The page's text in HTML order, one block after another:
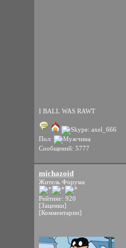
I BALL WAS RAWT
Пол:
Сообщений: 5777
michazoid
Житель Форума
Рейтинг: 920
[Заценки]
[Комментарии]